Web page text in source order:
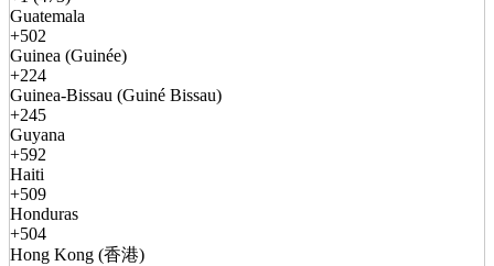
Guatemala
+502
Guinea (Guinée)
+224
Guinea-Bissau (Guiné Bissau)
+245
Guyana
+592
Haiti
+509
Honduras
+504
Hong Kong (香港)